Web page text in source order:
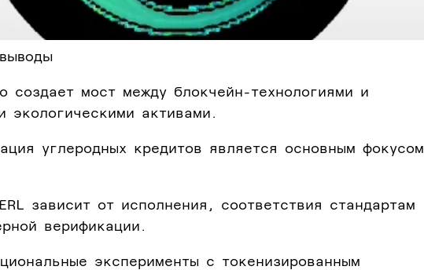
создает мост между блокчейн-технологиями и
экологическими активами.
углеродных кредитов является основным фокусом
зависит от исполнения, соответствия стандартам
верификации.
эксперименты с токенизированным